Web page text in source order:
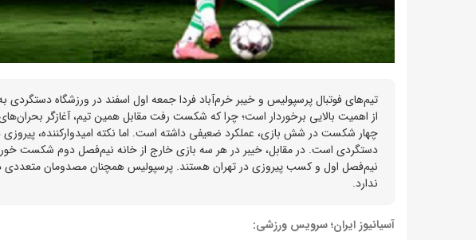
تیم‌های فوتبال پرسپولیس و خیبر خرم‌آباد فردا جمعه اول اسفند در ورزشگاه
از اهمیت بالایی برخوردار است؛ چرا که شکست رفت مقابل همین تیم، آغازگر
دستگردی است. در مقابل، خیبر در هر سه بازی خارج از خانه نیم‌فصل دوم شکست
نیم‌فصل اول و کسب پیروزی در تهران هستند. پرسپولیس همچنان مصدومان متعددی
ندارد.
آسیانیوز ایران؛ سرویس ورزشی: